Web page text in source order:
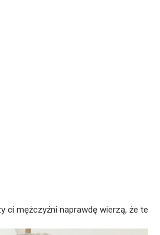
ci mężczyźni naprawdę wierzą, że te